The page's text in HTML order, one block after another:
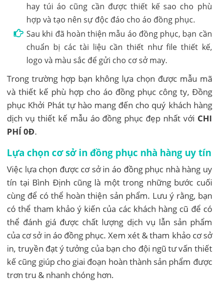
hay túi áo cũng cần được thiết kế sao cho phù
hợp và tạo nên sự độc đáo cho áo đồng phục.
Sau khi đã hoàn thiện mẫu áo đồng phục, bạn cần
chuẩn bị các tài liệu cần thiết như file thiết kế,
logo và màu sắc để gửi cho cơ sở may.
Trong trường hợp bạn không lựa chọn được mẫu mã
và thiết kế phù hợp cho áo đồng phục công ty, Đồng
phục Khởi Phát tự hào mang đến cho quý khách hàng
dịch vụ thiết kế mẫu áo đồng phục đẹp nhất với CHI
PHÍ 0Đ.
Lựa chọn cơ sở in đồng phục nhà hàng uy tín
Việc lựa chọn được cơ sở in áo đồng phục nhà hàng uy
tín tại Bình Định cũng là một trong những bước cuối
cùng để có thể hoàn thiện sản phẩm. Lưu ý rằng, bạn
có thể tham khảo ý kiến của các khách hàng cũ để có
thể đánh giá được chất lượng dịch vụ lẫn sản phẩm
của cơ sở in áo đồng phục. Xem xét & tham khảo cơ sở
in, truyền đạt ý tưởng của bạn cho đội ngũ tư vấn thiết
kế cũng giúp cho giai đoạn hoàn thành sản phẩm được
trơn tru & nhanh chóng hơn.